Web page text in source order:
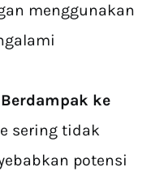
menggunakan
ke
sering tidak
potensi